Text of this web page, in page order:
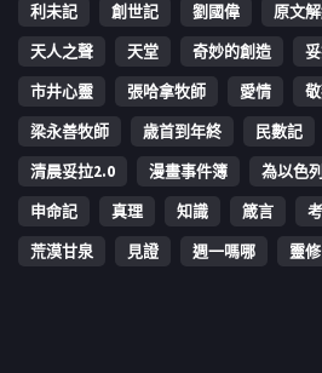
利未記
創世記 劉國偉 原文
天人之聲
天堂 奇妙的創造
市井心靈
張哈拿牧師 愛情
梁永善牧師
歳首到年終 民數記
清晨妥拉2.0
漫畫事件簿 為以色
申命記
真理 知識 箴言
荒漠甘泉
見證 週一嗎哪 靈修